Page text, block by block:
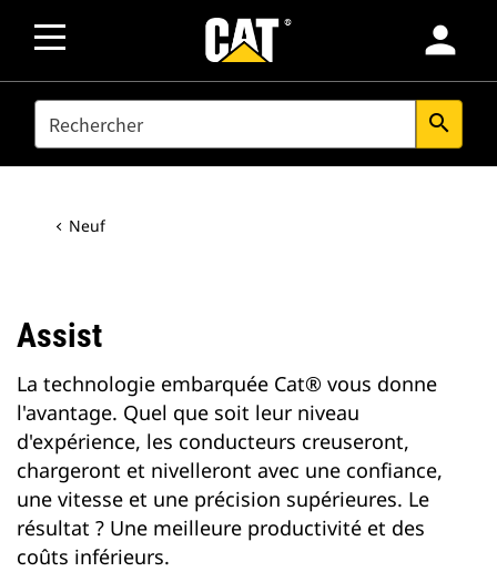
person
SEARCH search
Neuf
Assist
La technologie embarquée Cat® vous donne
l'avantage. Quel que soit leur niveau
d'expérience, les conducteurs creuseront,
chargeront et nivelleront avec une confiance,
une vitesse et une précision supérieures. Le
résultat ? Une meilleure productivité et des
coûts inférieurs.